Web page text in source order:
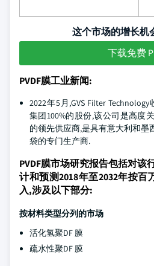
这个市场的增长机
下载免费
PVDF膜工业新闻:
2022年5月,GVS Filter
集团100%的股份,该公司是高度
的领先供应商,是具有意大利和墨
袋的专门生产商.
PVDF膜市场研究报告包括对该
计和预测2018年至2032年按百
入,涉及以下部分:
按材料类型分列的市场
活化氢聚DF 膜
疏水性聚DF 膜